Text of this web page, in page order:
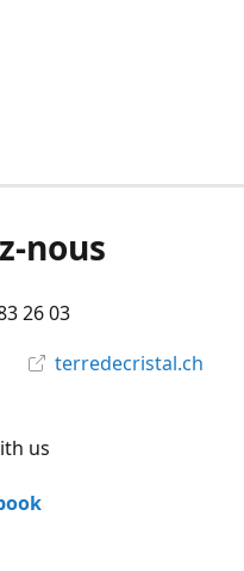
nous
26 03
terredecristal.ch
us